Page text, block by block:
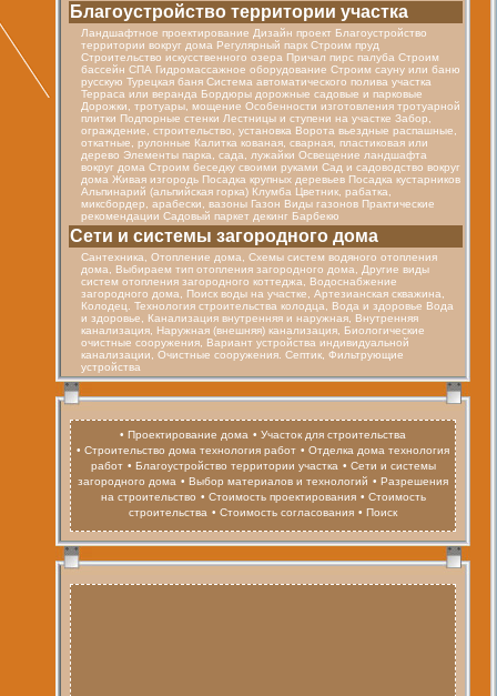
Благоустройство территории участка
Ландшафтное проектирование Дизайн проект Благоустройство
территории вокруг дома Регулярный парк Строим пруд
Строительство искусственного озера Причал пирс палуба Строим
бассейн СПА Гидромассажное оборудование Строим сауну или баню
русскую Турецкая баня Cистема автоматического полива участка
Терраса или веранда Бордюры дорожные садовые и парковые
Дорожки, тротуары, мощение Особенности изготовления тротуарной
плитки Подпорные стенки Лестницы и ступени на участке Забор,
ограждение, строительство, установка Ворота вьездные распашные,
откатные, рулонные Калитка кованая, сварная, пластиковая или
дерево Элементы парка, сада, лужайки Освещение ландшафта
вокруг дома Строим беседку своими руками Сад и садоводство вокруг
дома Живая изгородь Посадка крупных деревьев Посадка кустарников
Альпинарий (альпийская горка) Клумба Цветник, рабатка,
миксбордер, арабески, вазоны Газон Виды газонов Практические
рекомендации Садовый паркет декинг Барбекю
Cети и системы загородного дома
Сантехника, Отопление дома, Схемы систем водяного отопления
дома, Выбираем тип отопления загородного дома, Другие виды
систем отопления загородного коттеджа, Водоснабжение
загородного дома, Поиск воды на участке, Артезианская скважина,
Колодец. Технология строительства колодца, Вода и здоровье Вода
и здоровье, Канализация внутренняя и наружная, Внутренняя
канализация, Наружная (внешняя) канализация, Биологические
очистные сооружения, Вариант устройства индивидуальной
канализации, Очистные сооружения. Септик, Фильтрующие
устройства
• Проектирование дома • Участок для строительства
• Строительство дома технология работ • Отделка дома технология
работ • Благоустройство территории участка • Сети и системы
загородного дома • Выбор материалов и технологий • Разрешения
на строительство • Стоимость проектирования • Стоимость
строительства • Стоимость согласования • Поиск